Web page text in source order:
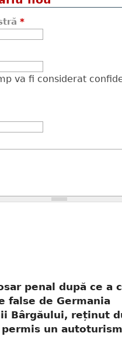
*
va fi considerat
penal după ce a
false de Germania
Bârgăului, reținut
un autoturism